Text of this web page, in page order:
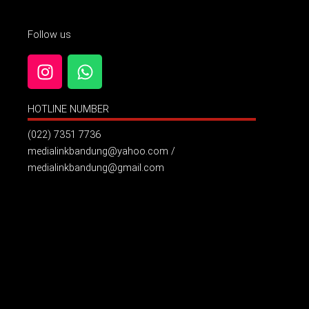
Follow us
I
n
t
a
g
r
W
h
t
s
a
p
HOTLINE NUMBER
(022) 7351 7736
medialinkbandung@yahoo.com /
medialinkbandung@gmail.com